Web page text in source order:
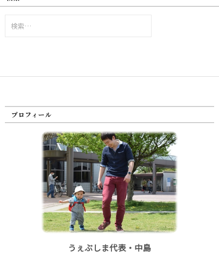
索:
プロフィール
うぇぶしま代表・中島